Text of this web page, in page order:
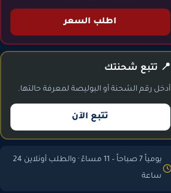
اطلب السعر
📍 تتبع شحنتك
أدخل رقم الشحنة أو البوليصة لمعرفة حالتها.
تتبع الآن
يومياً 7 صباحاً – 11 مساءً · والطلب أونلاين 24
ساعة